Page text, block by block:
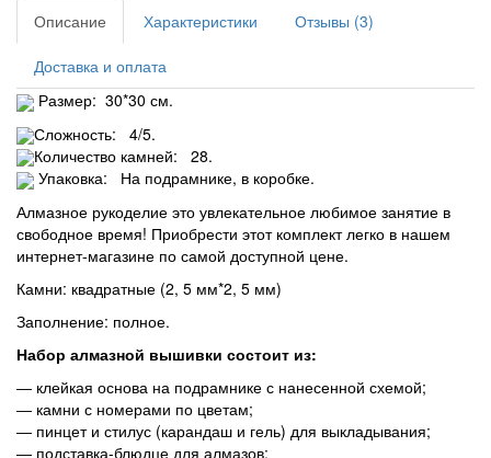
Описание Характеристики Отзывы (3)
Доставка и оплата
Размер: 30*30 см.
Сложность: 4/5.
Количество камней: 28.
Упаковка: На подрамнике, в коробке.
Алмазное рукоделие это увлекательное любимое занятие в
свободное время! Приобрести этот комплект легко в нашем
интернет-магазине по самой доступной цене.
Камни: квадратные (2, 5 мм*2, 5 мм)
Заполнение: полное.
Набор алмазной вышивки состоит из:
― клейкая основа на подрамнике с нанесенной схемой;
― камни с номерами по цветам;
― пинцет и стилус (карандаш и гель) для выкладывания;
― подставка-блюдце для алмазов;